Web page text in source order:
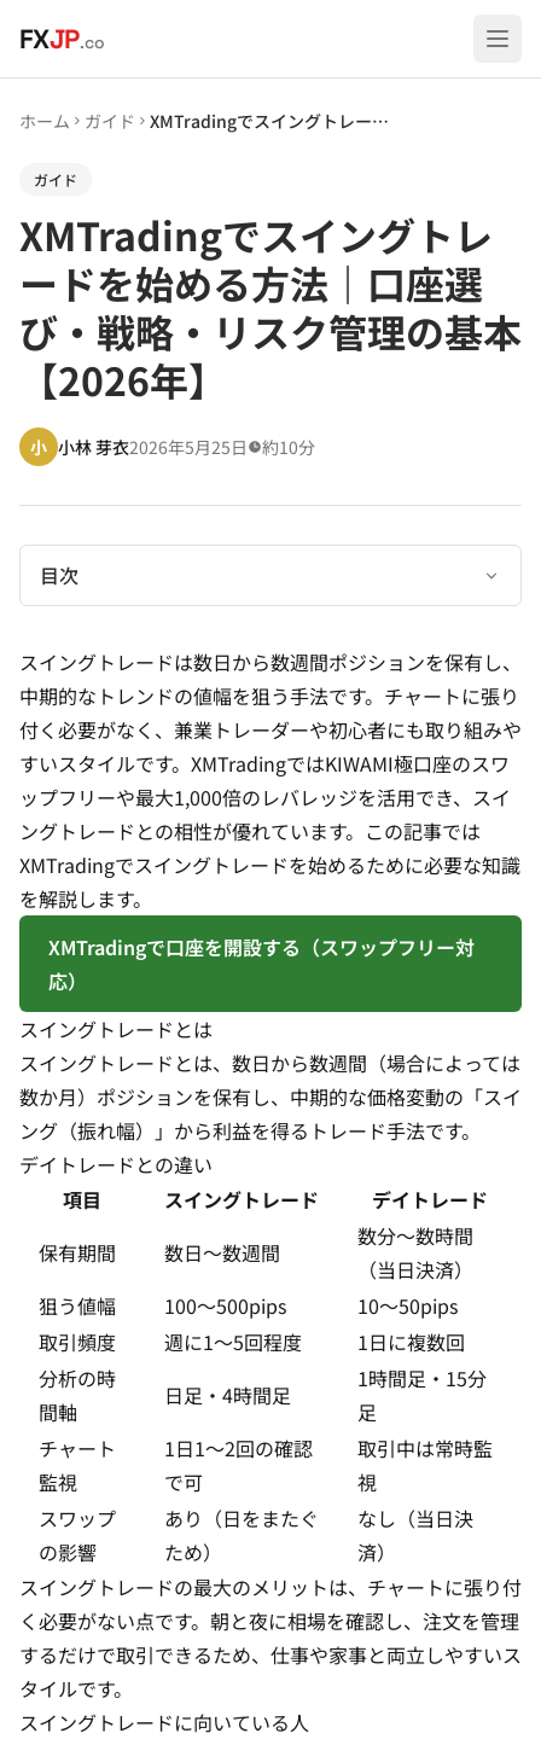
FXJP.co
ホーム ガイド XMTradingでスイングトレードを始める方法｜口座選び・戦略・リスク管理の基本【2026年】
ガイド
XMTradingでスイングトレ
ードを始める方法｜口座選
び・戦略・リスク管理の基本
【2026年】
小 小林 芽衣2026年5月25日 約10分
目次
スイングトレードは数日から数週間ポジションを保有し、
中期的なトレンドの値幅を狙う手法です。チャートに張り
付く必要がなく、兼業トレーダーや初心者にも取り組みや
すいスタイルです。XMTradingではKIWAMI極口座のスワ
ップフリーや最大1,000倍のレバレッジを活用でき、スイ
ングトレードとの相性が優れています。この記事では
XMTradingでスイングトレードを始めるために必要な知識
を解説します。
XMTradingで口座を開設する（スワップフリー対
応）
スイングトレードとは
スイングトレードとは、数日から数週間（場合によっては
数か月）ポジションを保有し、中期的な価格変動の「スイ
ング（振れ幅）」から利益を得るトレード手法です。
デイトレードとの違い
項目
スイングトレード
デイトレード
保有期間
数日〜数週間
数分〜数時間
（当日決済）
狙う値幅
100〜500pips
10〜50pips
取引頻度
週に1〜5回程度
1日に複数回
分析の時
間軸
日足・4時間足
1時間足・15分
足
チャート
監視
1日1〜2回の確認
で可
取引中は常時監
視
スワップ
の影響
あり（日をまたぐ
ため）
なし（当日決
済）
スイングトレードの最大のメリットは、チャートに張り付
く必要がない点です。朝と夜に相場を確認し、注文を管理
するだけで取引できるため、仕事や家事と両立しやすいス
タイルです。
スイングトレードに向いている人